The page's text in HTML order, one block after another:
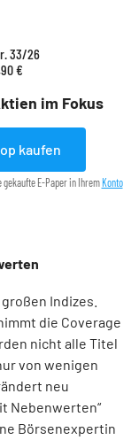
im Fokus
33/26
€
kaufen
gekaufte E-Paper in Ihrem Konto
Indizes.
die Coverage
nicht alle Titel
von wenigen
neu
Nebenwerten“
Börsenexpertin